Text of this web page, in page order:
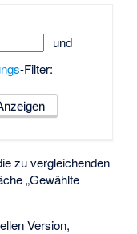
und
-Filter:
zu vergleichenden
„Gewählte
Version,